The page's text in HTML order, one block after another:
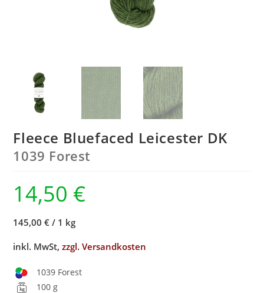
Fleece Bluefaced Leicester DK
1039 Forest
14,50 €
145,00 € / 1 kg
inkl. MwSt,zzgl. Versandkosten
1039 Forest
100 g